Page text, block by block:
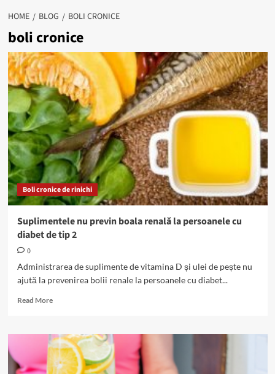
HOME BLOG BOLI CRONICE
boli cronice
Boli cronice de rinichi
Suplimentele nu previn boala renală la persoanele cu
diabet de tip 2
0
Administrarea de suplimente de vitamina D și ulei de pește nu
ajută la prevenirea bolii renale la persoanele cu diabet...
Read MoreRead
Suplimentele
nu
previn
boala